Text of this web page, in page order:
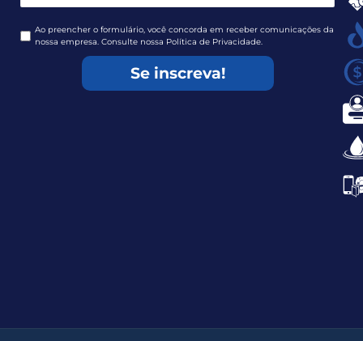
Ao preencher o formulário, você concorda em receber comunicações da
nossa empresa. Consulte nossa Política de Privacidade.
Se inscreva!